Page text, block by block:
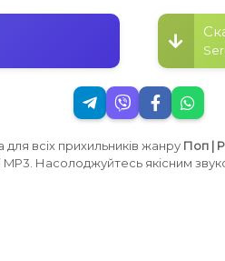
для всіх прихильників жанру Поп |
Насолоджуйтесь якісним